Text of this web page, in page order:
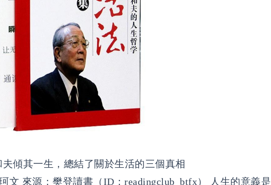
夫傾其一生，總結了關於生活的三個真相
文 來源：樊登讀書（ID：readingclub_btfx） 人生的意義是